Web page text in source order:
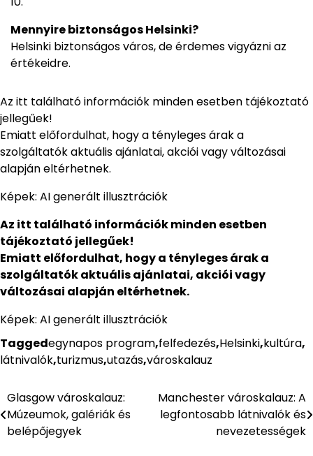
Mennyire biztonságos Helsinki?
Helsinki biztonságos város, de érdemes vigyázni az
értékeidre.
Az itt található információk minden esetben tájékoztató
jellegűek!
Emiatt előfordulhat, hogy a tényleges árak a
szolgáltatók aktuális ajánlatai, akciói vagy változásai
alapján eltérhetnek.
Képek: AI generált illusztrációk
Az itt található információk minden esetben
tájékoztató jellegűek!
Emiatt előfordulhat, hogy a tényleges árak a
szolgáltatók aktuális ajánlatai, akciói vagy
változásai alapján eltérhetnek.
Képek: AI generált illusztrációk
Taggedegynapos program,felfedezés,Helsinki,kultúra,
látnivalók,turizmus,utazás,városkalauz
Bejegyzés
navigáció
Glasgow városkalauz:
Múzeumok, galériák és
belépőjegyek
Manchester városkalauz: A
legfontosabb látnivalók és
nevezetességek